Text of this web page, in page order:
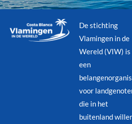
De stichting
Vlamingen in de
Wereld (VIW) is
een
voor
die in het
buitenland